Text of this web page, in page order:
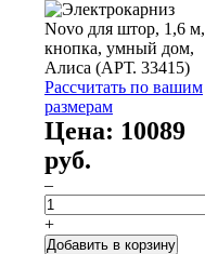
Рассчитать по вашим
размерам
Цена: 10089
руб.
–
+
Добавить в корзину